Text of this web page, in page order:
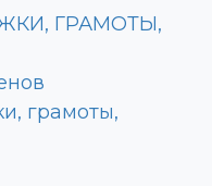
ГРАМОТЫ,
грамоты,